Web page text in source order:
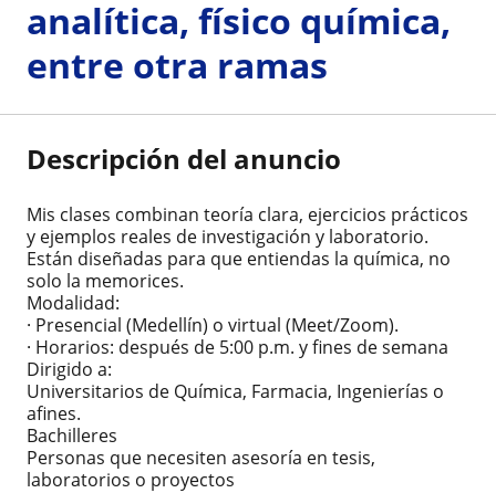
analítica, físico química,
entre otra ramas
Descripción del anuncio
Mis clases combinan teoría clara, ejercicios prácticos
y ejemplos reales de investigación y laboratorio.
Están diseñadas para que entiendas la química, no
solo la memorices.
Modalidad:
· Presencial (Medellín) o virtual (Meet/Zoom).
· Horarios: después de 5:00 p.m. y fines de semana
Dirigido a:
Universitarios de Química, Farmacia, Ingenierías o
afines.
Bachilleres
Personas que necesiten asesoría en tesis,
laboratorios o proyectos